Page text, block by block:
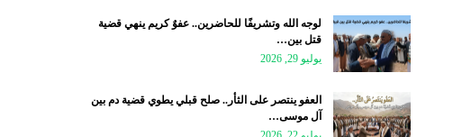
لوجه الله وتشريفًا للحاضرين.. عفوٌ كريم ينهي قضية
قتل بين…
يوليو 29, 2026
العفو ينتصر على الثأر.. صلح قبلي يطوي قضية دم بين
آل موسى…